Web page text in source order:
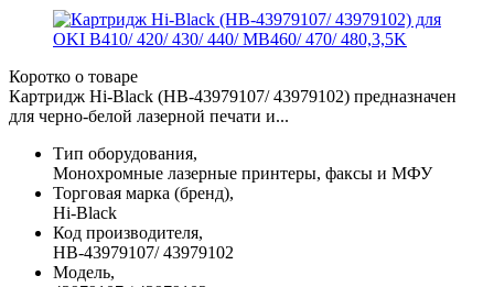
Коротко о товаре
Картридж Hi-Black (HB-43979107/ 43979102) предназначен
для черно-белой лазерной печати и...
Тип оборудования,
Монохромные лазерные принтеры, факсы и МФУ
Торговая марка (бренд),
Hi-Black
Код производителя,
HB-43979107/ 43979102
Модель,